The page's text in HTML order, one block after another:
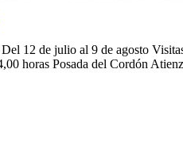
12 de julio al 9 de agosto
horas Posada del Cordón